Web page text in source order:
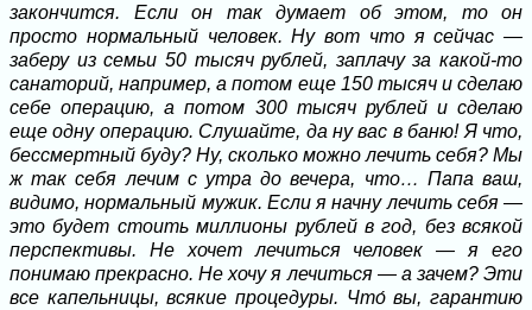
закончится. Если он так думает об этом, то он
просто нормальный человек. Ну вот что я сейчас —
заберу из семьи 50 тысяч рублей, заплачу за какой-то
санаторий, например, а потом еще 150 тысяч и сделаю
себе операцию, а потом 300 тысяч рублей и сделаю
еще одну операцию. Слушайте, да ну вас в баню! Я что,
бессмертный буду? Ну, сколько можно лечить себя? Мы
ж так себя лечим с утра до вечера, что… Папа ваш,
видимо, нормальный мужик. Если я начну лечить себя —
это будет стоить миллионы рублей в год, без всякой
перспективы. Не хочет лечиться человек — я его
понимаю прекрасно. Не хочу я лечиться — а зачем? Эти
все капельницы, всякие процедуры. Что́ вы, гарантию